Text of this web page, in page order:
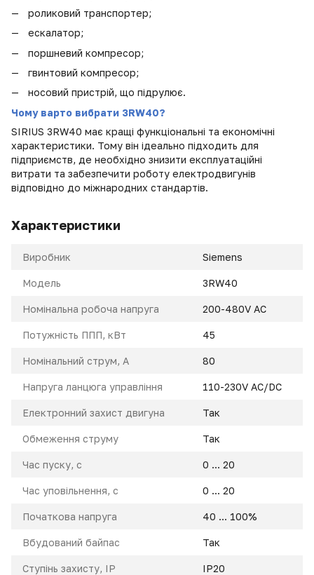
роликовий транспортер;
ескалатор;
поршневий компресор;
гвинтовий компресор;
носовий пристрій, що підрулює.
Чому варто вибрати 3RW40?
SIRIUS 3RW40 має кращі функціональні та економічні
характеристики. Тому він ідеально підходить для
підприємств, де необхідно знизити експлуатаційні
витрати та забезпечити роботу електродвигунів
відповідно до міжнародних стандартів.
Характеристики
Виробник Siemens
Модель 3RW40
Номінальна робоча напруга 200-480V AC
Потужність ППП, кВт 45
Номінальний струм, A 80
Напруга ланцюга управління 110-230V AC/DC
Електронний захист двигуна Так
Обмеження струму Так
Час пуску, с 0 ... 20
Час уповільнення, с 0 ... 20
Початкова напруга 40 ... 100%
Вбудований байпас Так
Ступінь захисту, IP IP20